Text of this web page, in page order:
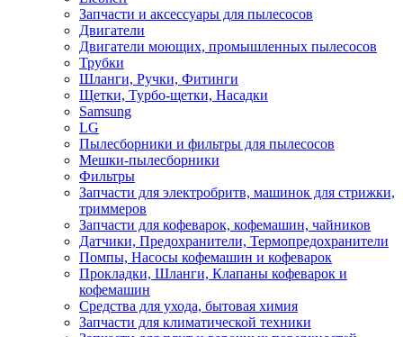
Запчасти и аксессуары для пылесосов
Двигатели
Двигатели моющих, промышленных пылесосов
Трубки
Шланги, Ручки, Фитинги
Щетки, Турбо-щетки, Насадки
Samsung
LG
Пылесборники и фильтры для пылесосов
Мешки-пылесборники
Фильтры
Запчасти для электробритв, машинок для стрижки,
триммеров
Запчасти для кофеварок, кофемашин, чайников
Датчики, Предохранители, Термопредохранители
Помпы, Насосы кофемашин и кофеварок
Прокладки, Шланги, Клапаны кофеварок и
кофемашин
Средства для ухода, бытовая химия
Запчасти для климатической техники